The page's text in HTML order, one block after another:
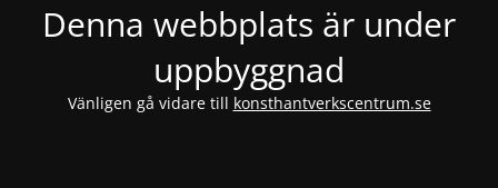
Denna webbplats är under
uppbyggnad
Vänligen gå vidare till konsthantverkscentrum.se